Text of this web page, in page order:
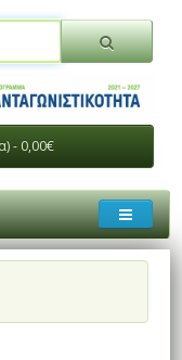
- 0,00€